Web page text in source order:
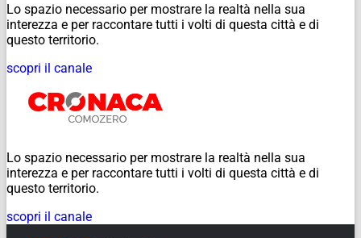
Lo spazio necessario per mostrare la realtà nella sua
interezza e per raccontare tutti i volti di questa città e di
questo territorio.
scopri il canale
Lo spazio necessario per mostrare la realtà nella sua
interezza e per raccontare tutti i volti di questa città e di
questo territorio.
scopri il canale